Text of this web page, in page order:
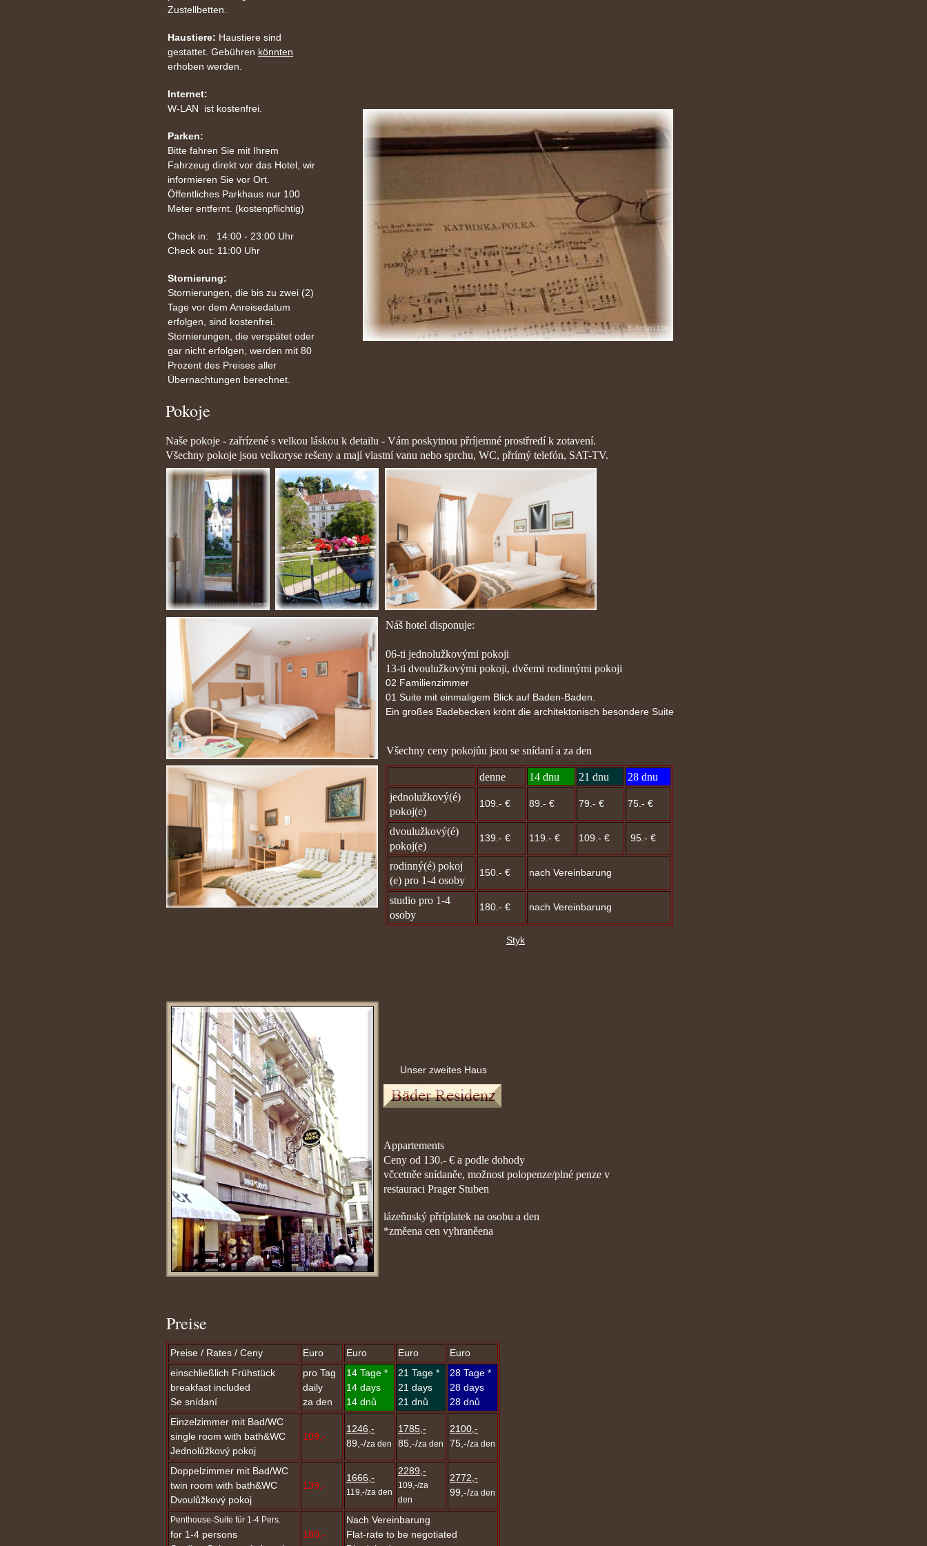
Zustellbetten.
Haustiere: Haustiere sind
gestattet. Gebühren könnten
erhoben werden.
Internet:
W-LAN ist kostenfrei.
Parken:
Bitte fahren Sie mit Ihrem
Fahrzeug direkt vor das Hotel, wir
informieren Sie vor Ort.
Öffentliches Parkhaus nur 100
Meter entfernt. (kostenpflichtig)
Check in: 14:00 - 23:00 Uhr
Check out: 11:00 Uhr
Stornierung:
Stornierungen, die bis zu zwei (2)
Tage vor dem Anreisedatum
erfolgen, sind kostenfrei.
Stornierungen, die verspätet oder
gar nicht erfolgen, werden mit 80
Prozent des Preises aller
Übernachtungen berechnet.
Pokoje
Naše pokoje - zařrízené s velkou láskou k detailu - Vám poskytnou přríjemné prostřredí k zotavení.
Všechny pokoje jsou velkoryse rešeny a mají vlastní vanu nebo sprchu, WC, přrímý telefón, SAT-TV.
Náš hotel disponuje:
06-ti jednolužkovými pokoji
13-ti dvoulužkovými pokoji, dvěemi rodinnými pokoji
02 Familienzimmer
01 Suite mit einmaligem Blick auf Baden-Baden.
Ein großes Badebecken krönt die architektonisch besondere Suite
Všechny ceny pokojůu jsou se snídaní a za den
denne 14 dnu 21 dnu
28 dnu
jednolužkový(é)
pokoj(e)
109.- € 89.- € 79.- € 75.- €
dvoulužkový(é)
pokoj(e)
139.- € 119.- € 109.- € 95.- €
rodinný(é) pokoj
(e) pro 1-4 osoby
150.- € nach Vereinbarung
studio pro 1-4
osoby
180.- € nach Vereinbarung
Styk
Unser zweites Haus
Appartements
Ceny od 130.- € a podle dohody
včcetněe snídaněe, možnost polopenze/plné penze v
restauraci Prager Stuben
lázeňnský přríplatek na osobu a den
*změena cen vyhraněena
Preise
Preise / Rates / Ceny Euro Euro Euro
Euro
einschließlich Frühstück
breakfast included
Se snídaní
pro Tag
daily
za den
14 Tage *
14 days
14 dnů
21 Tage *
21 days
21 dnů
28 Tage *
28 days
28 dnů
Einzelzimmer mit Bad/WC
single room with bath&WC
Jednolůžkový pokoj
109,-
1246,-
89,-/za den
1785,-
85,-/za den
2100,-
75,-/za den
Doppelzimmer mit Bad/WC
twin room with bath&WC
Dvoulůžkový pokoj
139,-
1666,-
119,-/za den
2289,-
109,-/za
den
2772,-
99,-/za den
Penthouse-Suite für 1-4 Pers.
for 1-4 persons
180,-
Nach Vereinbarung
Flat-rate to be negotiated